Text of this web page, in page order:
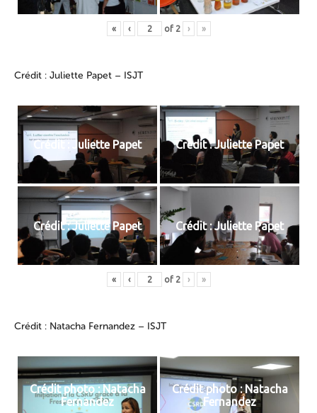
« ‹ of 2 › »
Crédit : Juliette Papet – ISJT
Crédit : Juliette Papet Crédit : Juliette Papet
Crédit : Juliette Papet Crédit : Juliette Papet
« ‹ of 2 › »
Crédit : Natacha Fernandez – ISJT
Crédit photo : Natacha
Fernandez
Crédit photo : Natacha
Fernandez